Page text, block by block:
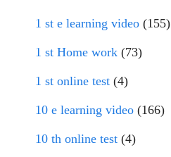
1 st e learning video (155)
1 st Home work (73)
1 st online test (4)
10 e learning video (166)
10 th online test (4)